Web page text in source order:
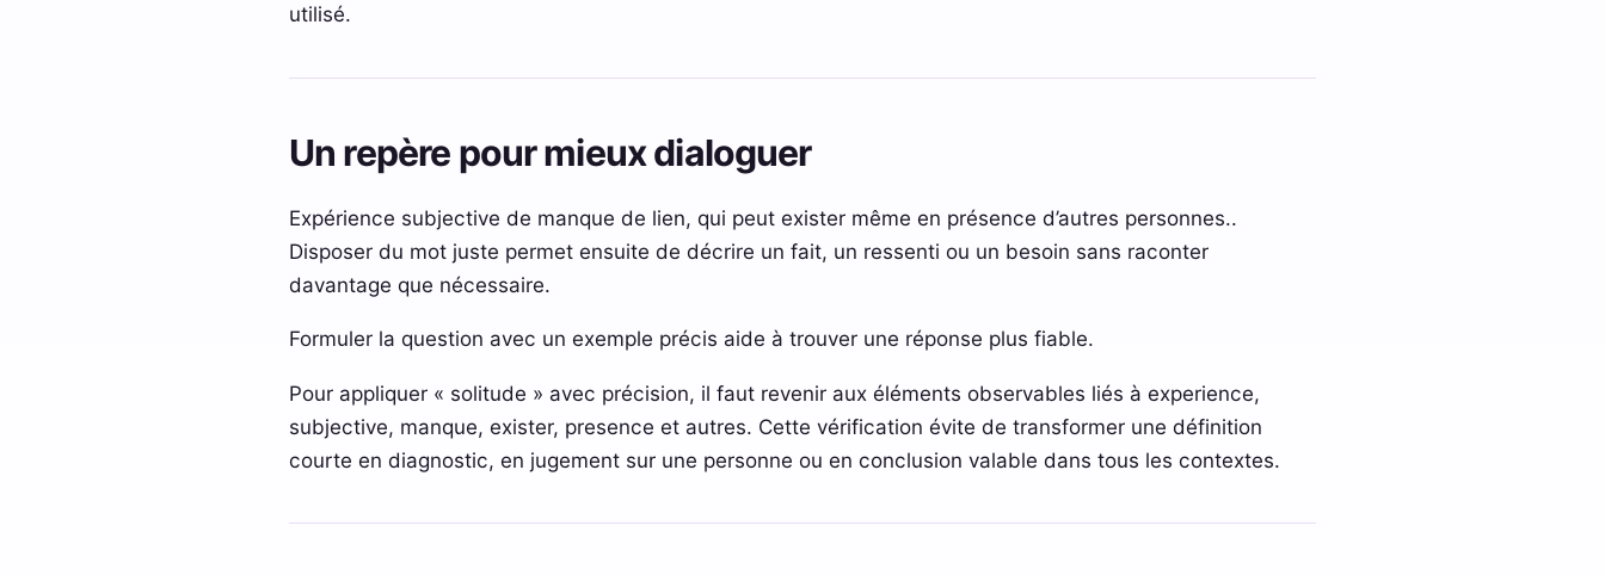
utilisé.
Un repère pour mieux dialoguer
Expérience subjective de manque de lien, qui peut exister même en présence d’autres personnes..
Disposer du mot juste permet ensuite de décrire un fait, un ressenti ou un besoin sans raconter
davantage que nécessaire.
Formuler la question avec un exemple précis aide à trouver une réponse plus fiable.
Pour appliquer « solitude » avec précision, il faut revenir aux éléments observables liés à experience,
subjective, manque, exister, presence et autres. Cette vérification évite de transformer une définition
courte en diagnostic, en jugement sur une personne ou en conclusion valable dans tous les contextes.